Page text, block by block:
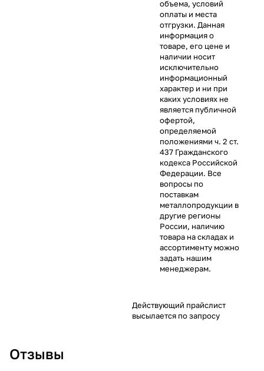
объема, условий
оплаты и места
отгрузки. Данная
информация о
товаре, его цене и
наличии носит
исключительно
информационный
характер и ни при
каких условиях не
является публичной
офертой,
определяемой
положениями ч. 2 ст.
437 Гражданского
кодекса Российской
Федерации. Все
вопросы по
поставкам
металлопродукции в
другие регионы
России, наличию
товара на складах и
ассортименту можно
задать нашим
менеджерам.
Действующий прайслист
высылается по запросу
Отзывы